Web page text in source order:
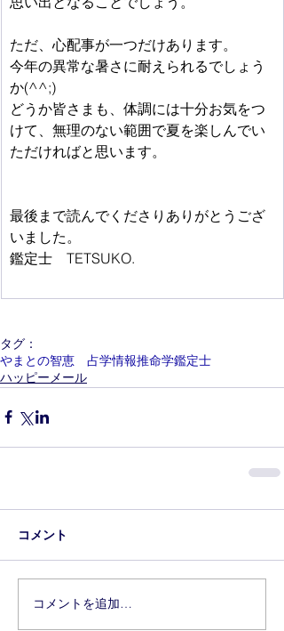
ただ、心配事が一つだけあります。
今年の異常な暑さに耐えられるでしょう
か(^^;)
どうか皆さまも、体調には十分お気をつ
けて、無理のない範囲で夏を楽しんでい
ただければと思います。
最後まで読んでくださりありがとうござ
いました。
鑑定士　TETSUKO.
タグ：
やまとの智恵 占学情報推命学鑑定士
ハッピーメール
コメント
コメントを追加…